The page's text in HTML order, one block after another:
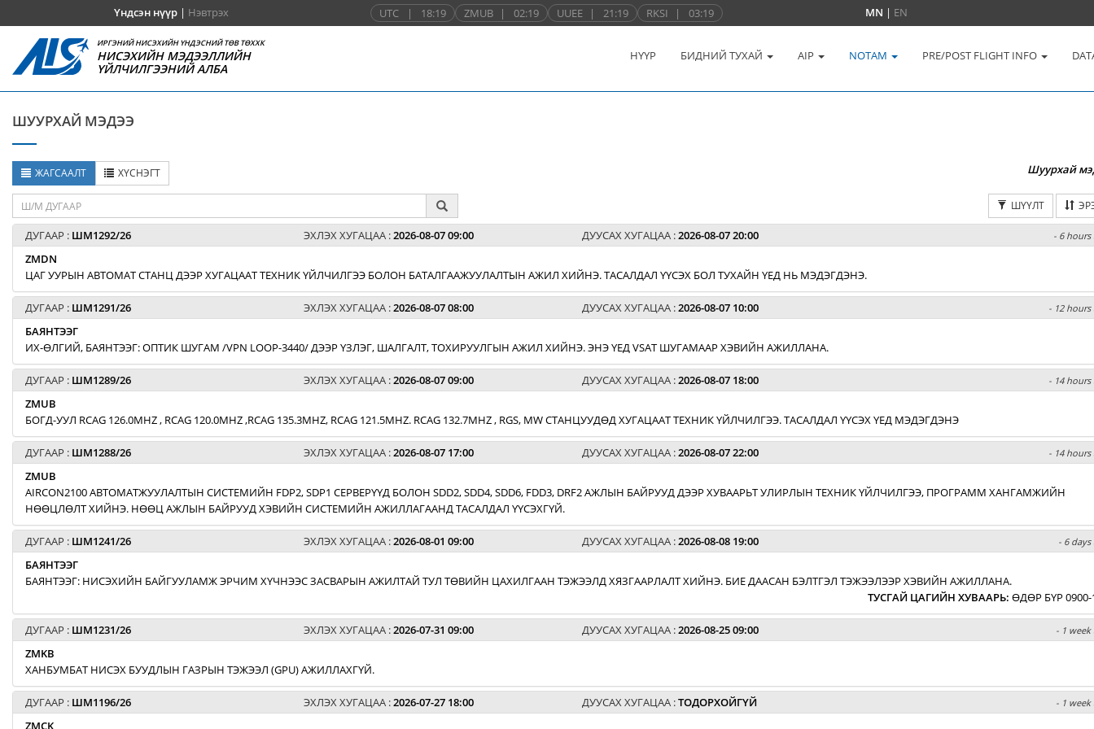
Үндсэн нүүр| Нэвтрэх UTC | 18:19 ZMUB | 02:19 UUEE | 21:19 RKSI | 03:19 MN | EN
ИРГЭНИЙ НИСЭХИЙН ҮНДЭСНИЙ ТӨВ ТӨХХК
НИСЭХИЙН МЭДЭЭЛЛИЙН
ҮЙЛЧИЛГЭЭНИЙ АЛБА
НҮҮР БИДНИЙ ТУХАЙ AIP NOTAM PRE/POST FLIGHT INFO
ШУУРХАЙ МЭДЭЭ
ЖАГСААЛТ ХҮСНЭГТ Шуурхай
ШҮҮЛТ
ДУГААР : ШМ1292/26 ЭХЛЭХ ХУГАЦАА :2026-08-07 09:00 ДУУСАХ ХУГАЦАА :2026-08-07 20:00 - 6 hours
ZMDN
ЦАГ УУРЫН АВТОМАТ СТАНЦ ДЭЭР ХУГАЦААТ ТЕХНИК ҮЙЛЧИЛГЭЭ БОЛОН БАТАЛГААЖУУЛАЛТЫН АЖИЛ ХИЙНЭ. ТАСАЛДАЛ ҮҮСЭХ БОЛ ТУХАЙН ҮЕД НЬ МЭДЭГДЭНЭ.
ДУГААР : ШМ1291/26 ЭХЛЭХ ХУГАЦАА :2026-08-07 08:00 ДУУСАХ ХУГАЦАА :2026-08-07 10:00 - 12 hours
БАЯНТЭЭГ
ИХ-ӨЛГИЙ, БАЯНТЭЭГ: ОПТИК ШУГАМ /VPN LOOP-3440/ ДЭЭР ҮЗЛЭГ, ШАЛГАЛТ, ТОХИРУУЛГЫН АЖИЛ ХИЙНЭ. ЭНЭ ҮЕД VSAT ШУГАМААР ХЭВИЙН АЖИЛЛАНА.
ДУГААР : ШМ1289/26 ЭХЛЭХ ХУГАЦАА :2026-08-07 09:00 ДУУСАХ ХУГАЦАА :2026-08-07 18:00 - 14 hours
ZMUB
БОГД-УУЛ RCAG 126.0MHZ , RCAG 120.0MHZ ,RCAG 135.3MHZ, RCAG 121.5MHZ. RCAG 132.7MHZ , RGS, MW СТАНЦУУДӨД ХУГАЦААТ ТЕХНИК ҮЙЛЧИЛГЭЭ. ТАСАЛДАЛ ҮҮСЭХ ҮЕД МЭДЭГДЭНЭ
ДУГААР : ШМ1288/26 ЭХЛЭХ ХУГАЦАА :2026-08-07 17:00 ДУУСАХ ХУГАЦАА :2026-08-07 22:00 - 14 hours
ZMUB
AIRCON2100 АВТОМАТЖУУЛАЛТЫН СИСТЕМИЙН FDP2, SDP1 СЕРВЕРҮҮД БОЛОН SDD2, SDD4, SDD6, FDD3, DRF2 АЖЛЫН БАЙРУУД ДЭЭР ХУВААРЬТ УЛИРЛЫН ТЕХНИК ҮЙЛЧИЛГЭЭ, ПРОГРАММ ХАНГАМЖИЙН
НӨӨЦЛӨЛТ ХИЙНЭ. НӨӨЦ АЖЛЫН БАЙРУУД ХЭВИЙН СИСТЕМИЙН АЖИЛЛАГААНД ТАСАЛДАЛ ҮҮСЭХГҮЙ.
ДУГААР : ШМ1241/26 ЭХЛЭХ ХУГАЦАА :2026-08-01 09:00 ДУУСАХ ХУГАЦАА :2026-08-08 19:00 - 6 days
БАЯНТЭЭГ
БАЯНТЭЭГ: НИСЭХИЙН БАЙГУУЛАМЖ ЭРЧИМ ХҮЧНЭЭС ЗАСВАРЫН АЖИЛТАЙ ТУЛ ТӨВИЙН ЦАХИЛГААН ТЭЖЭЭЛД ХЯЗГААРЛАЛТ ХИЙНЭ. БИЕ ДААСАН БЭЛТГЭЛ ТЭЖЭЭЛЭЭР ХЭВИЙН АЖИЛЛАНА.
ТУСГАЙ ЦАГИЙН ХУВААРЬ: ӨДӨР БҮР 0900-
ДУГААР : ШМ1231/26 ЭХЛЭХ ХУГАЦАА :2026-07-31 09:00 ДУУСАХ ХУГАЦАА :2026-08-25 09:00 - 1 week
ZMKB
ХАНБУМБАТ НИСЭХ БУУДЛЫН ГАЗРЫН ТЭЖЭЭЛ (GPU) АЖИЛЛАХГҮЙ.
ДУГААР : ШМ1196/26 ЭХЛЭХ ХУГАЦАА :2026-07-27 18:00 ДУУСАХ ХУГАЦАА :ТОДОРХОЙГҮЙ - 1 week
ZMCK